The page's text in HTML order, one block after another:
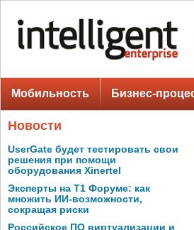
Мобильность Бизнес-
Новости
UserGate будет тестировать свои
решения при помощи
оборудования Xinertel
Эксперты на Т1 Форуме: как
множить ИИ-возможности,
сокращая риски
Российское ПО виртуализации и